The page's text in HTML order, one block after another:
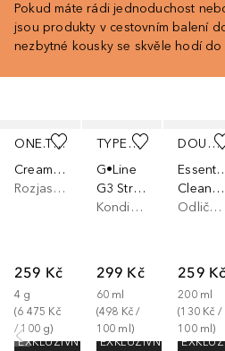
Pokud máte rádi jednoduchost
jsou produkty v cestovním balení
nezbytné kousky se skvěle hodí
ONE.TWO.FREE!
Creamy Highlighting Balm
Rozjasňovač
259 Kč
4 g
(6 475 Kč
/ 100 g)
EXKLUZIVNĚ
TYPEBEA
G•Line
G3 Strength & Length
Kondicionér na vlasy
299 Kč
60 ml
(498 Kč /
100 ml )
EXKLUZIVNĚ
DOUGLAS COLLECTION
Cleansing Face, Eyes & Lips Make-up Removing Gentle Bi-Phase
Odličovač očních make-upů
259 Kč
200 ml
(130 Kč /
100 ml)